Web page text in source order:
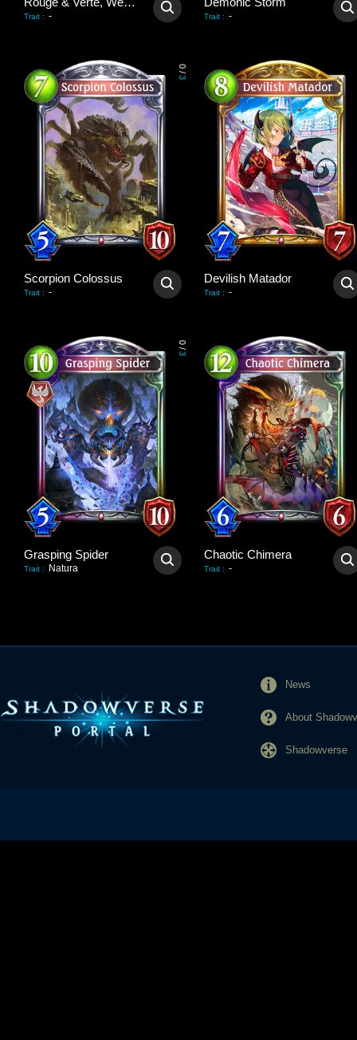
Trait : - Trait : -
0
/
3
Scorpion Colossus
Trait : -
Devilish Matador
Trait : -
0
/
3
Grasping Spider
Trait : Natura
Chaotic Chimera
Trait : -
News
About
Shadowverse